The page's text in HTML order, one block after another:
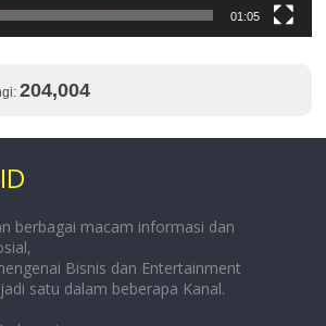
01:05
204,004
berbagai macam informasi dan
Bisnis dan Entertainment
satu dalam beberapa Kanal.